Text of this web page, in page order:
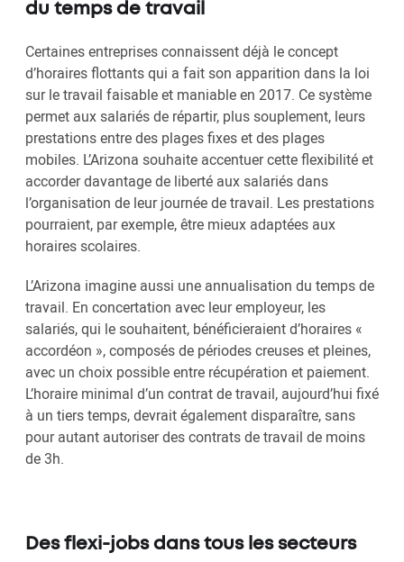
du temps de travail
Certaines entreprises connaissent déjà le concept
d’horaires flottants qui a fait son apparition dans la loi
sur le travail faisable et maniable en 2017. Ce système
permet aux salariés de répartir, plus souplement, leurs
prestations entre des plages fixes et des plages
mobiles. L’Arizona souhaite accentuer cette flexibilité et
accorder davantage de liberté aux salariés dans
l’organisation de leur journée de travail. Les prestations
pourraient, par exemple, être mieux adaptées aux
horaires scolaires.
L’Arizona imagine aussi une annualisation du temps de
travail. En concertation avec leur employeur, les
salariés, qui le souhaitent, bénéficieraient d’horaires «
accordéon », composés de périodes creuses et pleines,
avec un choix possible entre récupération et paiement.
L’horaire minimal d’un contrat de travail, aujourd’hui fixé
à un tiers temps, devrait également disparaître, sans
pour autant autoriser des contrats de travail de moins
de 3h.
Des flexi-jobs dans tous les secteurs